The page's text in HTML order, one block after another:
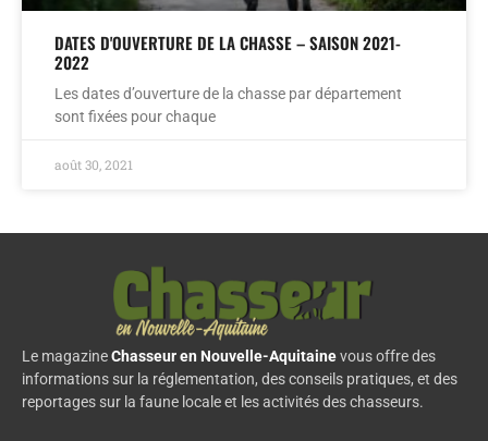
DATES D'OUVERTURE DE LA CHASSE – SAISON 2021-
2022
Les dates d’ouverture de la chasse par département
sont fixées pour chaque
août 30, 2021
Le magazineChasseur en Nouvelle-Aquitainevous offre des
informations sur la réglementation, des conseils pratiques, et des
reportages sur la faune locale et les activités des chasseurs.